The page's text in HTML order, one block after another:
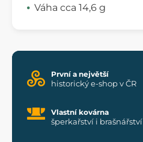
Váha cca 14,6 g
První a největší
historický e-shop v ČR
Vlastní kovárna
šperkařství i brašnářství